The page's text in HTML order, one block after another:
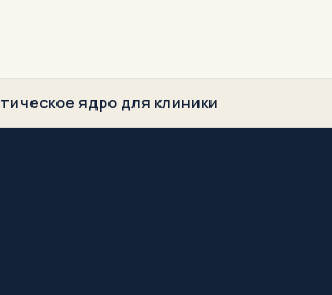
ядро для клиники